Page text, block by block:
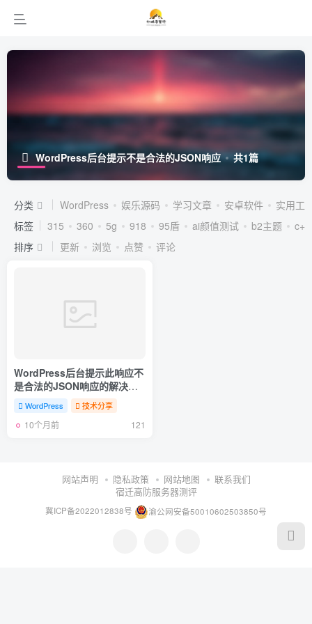
WordPress后台提示不是合法的JSON响应 共1篇
分类 WordPress 娱乐源码 学习文章 安卓软件
实用工
标签
315 360 5g 918 95盾 ai颜值测试 b2主题
c++
排序
更新 浏览 点赞 评论
WordPress后台提示此响应不
是合法的JSON响应的解决方
WordPress 技术分享
10个月前 121
网站声明 隐私政策 网站地图
联系我们
宿迁高防服务器测评
冀ICP备2022012838号 渝公网安备50010602503850号